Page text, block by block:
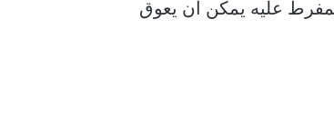
عليه يمكن أن يعوق